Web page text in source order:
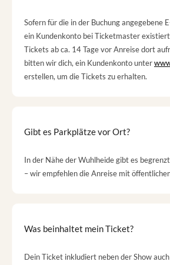
Sofern für die in der Buchung angegebene
ein Kundenkonto bei Ticketmaster
Tickets ab ca. 14 Tage vor Anreise dort
bitten wir dich, ein Kundenkonto unter
erstellen, um die Tickets zu erhalten.
Gibt es Parkplätze vor Ort?
In der Nähe der Wuhlheide gibt es
– wir empfehlen die Anreise mit
Was beinhaltet mein Ticket?
Dein Ticket inkludiert neben der Show